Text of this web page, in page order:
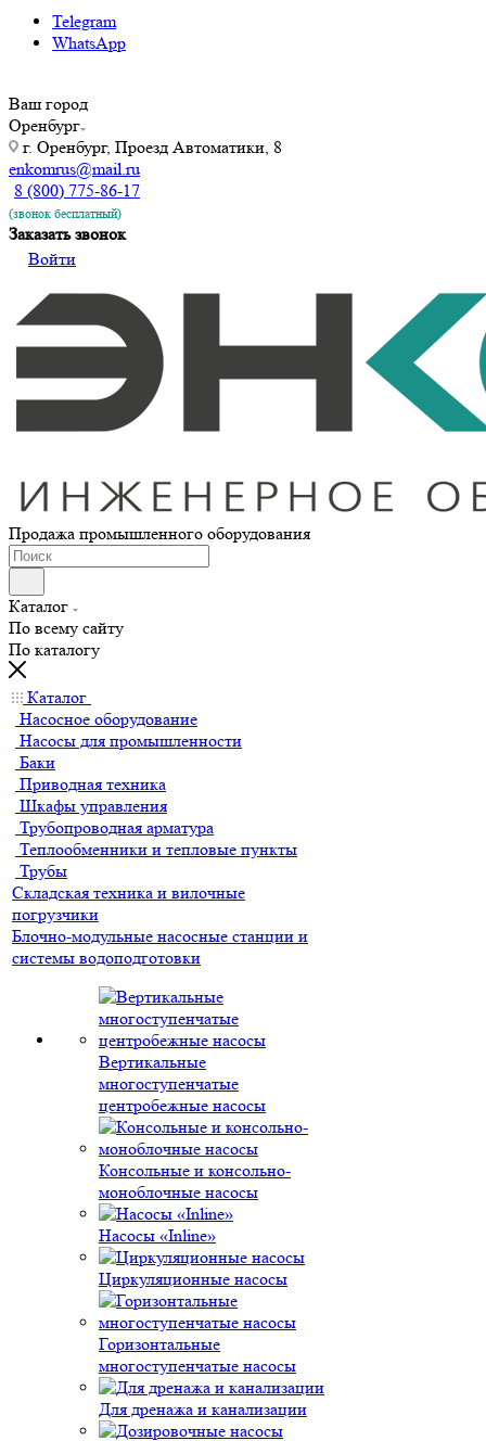
Telegram
WhatsApp
Ваш город
Оренбург
г. Оренбург, Проезд Автоматики, 8
enkomrus@mail.ru
8 (800) 775-86-17
(звонок бесплатный)
Заказать звонок
Войти
Продажа промышленного оборудования
Каталог
По всему сайту
По каталогу
Каталог
Насосное оборудование
Насосы для промышленности
Баки
Приводная техника
Шкафы управления
Трубопроводная арматура
Теплообменники и тепловые пункты
Трубы
Складская техника и вилочные
погрузчики
Блочно-модульные насосные станции и
системы водоподготовки
Вертикальные
многоступенчатые
центробежные насосы
Консольные и консольно-
моноблочные насосы
Насосы «Inline»
Циркуляционные насосы
Горизонтальные
многоступенчатые насосы
Для дренажа и канализации